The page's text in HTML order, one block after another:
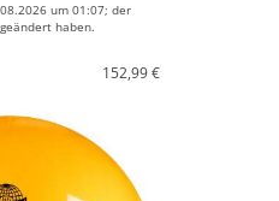
um 01:07; der
haben.
152,99 €